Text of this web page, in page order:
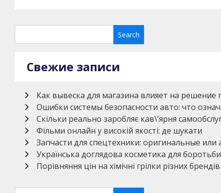
Свежие записи
Как вывеска для магазина влияет на решение
Ошибки системы безопасности авто: что
Скільки реально заробляє кав\’ярня
Фільми онлайн у високій якості: де шукати
Запчасти для спецтехники: оригинальные
Українська доглядова косметика для
Порівняння цін на хімічні грілки різних брендів